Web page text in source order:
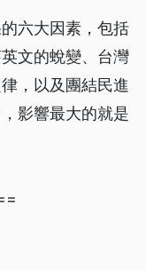
六大因素，包括
文的蛻變、台灣
，以及團結民進
影響最大的就是